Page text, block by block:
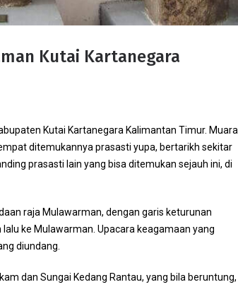
Kutai Kartanegara
Kutai Kartanegara Kalimantan Timur. Muara
ditemukannya prasasti yupa, bertarikh sekitar
prasasti lain yang bisa ditemukan sejauh ini, di
raja Mulawarman, dengan garis keturunan
ke Mulawarman. Upacara keagamaan yang
diundang.
dan Sungai Kedang Rantau, yang bila beruntung,